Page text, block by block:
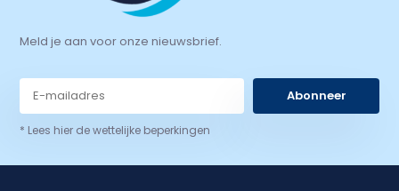
Meld je aan voor onze nieuwsbrief.
Abonneer
* Lees hier de wettelijke beperkingen